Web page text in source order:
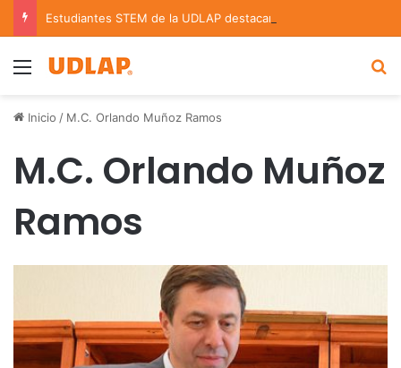
Menu
Inicio / M.C. Orlando Muñoz Ramos
M.C. Orlando Muñoz
Ramos